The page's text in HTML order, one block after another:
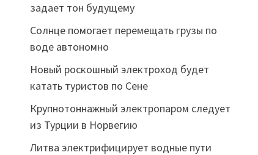
задает тон будущему
Солнце помогает перемещать грузы по
воде автономно
Новый роскошный электроход будет
катать туристов по Сене
Крупнотоннажный электропаром следует
из Турции в Норвегию
Литва электрифицирует водные пути